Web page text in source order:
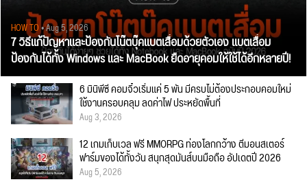
HOW TO• Aug 5, 2026
7 วิธีแก้ปัญหาและป้องกันโน๊ตบุ๊คแบตเสื่อมด้วยตัวเอง แบตเสื่อม
ป้องกันได้ทั้ง Windows และ MacBook ยืดอายุคอมให้ใช้ได้อีกหลายปี!
6 มินิพีซี คอมจิ๋วเริ่มแค่ 5 พัน มีครบไม่ต้องประกอบคอมใหม่
ใช้งานครอบคลุม ลดค่าไฟ ประหยัดพื้นที่
Aug 3, 2026
12 เกมเก็บเวล ฟรี MMORPG ท่องโลกกว้าง ตีมอนสเตอร์
ฟาร์มของได้ทั้งวัน สนุกสุดมันส์บนมือถือ อัปเดตปี 2026
Aug 5, 2026